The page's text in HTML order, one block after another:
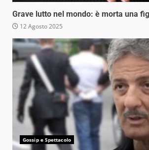
Grave lutto nel mondo: è morta una
12 Agosto 2025
Gossip e Spettacolo